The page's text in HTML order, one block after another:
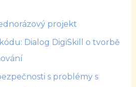
projekt
Dialog DigiSkill o tvorbě
s problémy s